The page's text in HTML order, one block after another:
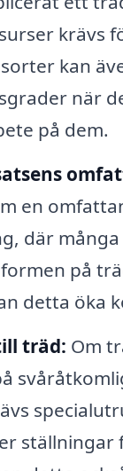
krävs
kan
när
på dem.
en
där
på
detta öka
träd: Om